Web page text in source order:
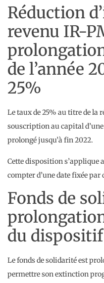
Réduction
revenu IR-
de l’année
25%
Le taux de 25% au titre de la
souscription au capital
prolongé jusqu’à fin 2022.
Cette disposition s’applique
compter d’une date fixée par
Fonds de
du dispositif
Le fonds de solidarité est
permettre son extinction